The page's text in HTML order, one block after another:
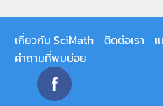
เกี่ยวกับ SciMath ติดต่อเรา
คำถามที่พบบ่อย